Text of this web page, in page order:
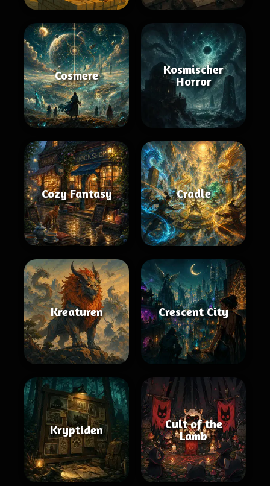
Cosmere
Kosmischer
Horror
Cozy Fantasy Cradle
Kreaturen Crescent City
Kryptiden
Cult of the
Lamb